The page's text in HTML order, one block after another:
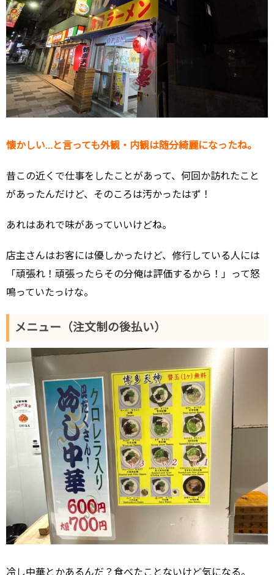
懐かしい…と言っても外観・内観は随分綺麗になったね。
昔この近くで仕事をしたことがあって、何回か訪れたこと
があったんだけど、そのころは汚かったはず！
あれはあれで味があっていいけどね。
店主さんはお客には優しかったけど、修行している人には
「頑張れ！頑張ったらその分俺は評価するから！」って怒
鳴っていたっけな。
メニュー（注文制の後払い）
冷し中華とかあるんだ？食べたことないけど気になる。